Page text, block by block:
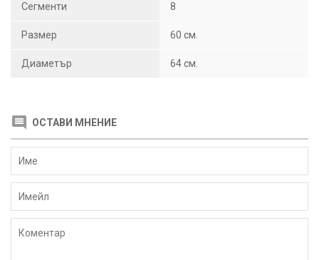
Сегменти 8
Размер 60 см.
Диаметър 64 см.
ОСТАВИ МНЕНИЕ